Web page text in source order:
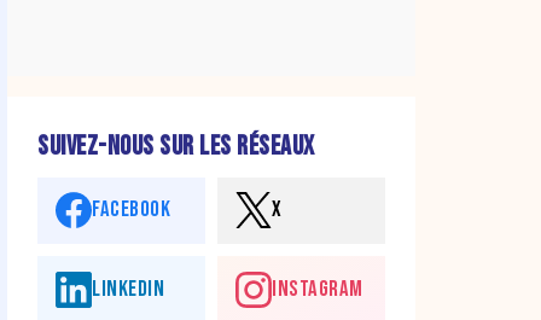
SUIVEZ-NOUS SUR LES RÉSEAUX
FACEBOOK X
LINKEDIN INSTAGRAM